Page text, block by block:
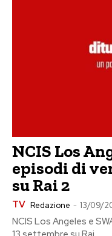
NCIS Los
episodi di
su Rai 2
TV Redazione - 13/09/
NCIS Los Angeles e